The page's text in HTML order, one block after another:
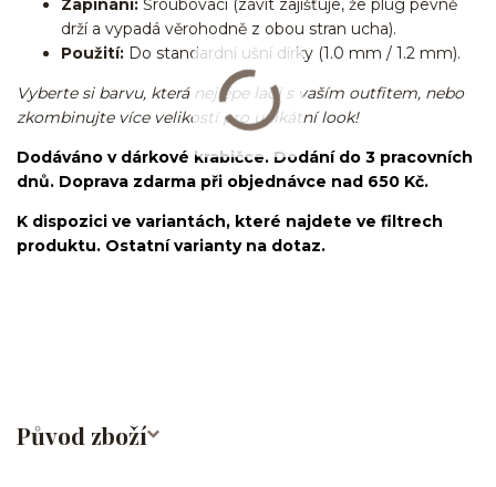
Zapínání: Šroubovací (závit zajišťuje, že plug pevně
drží a vypadá věrohodně z obou stran ucha).
Použití: Do standardní ušní dírky (1.0 mm / 1.2 mm).
Vyberte si barvu, která nejlépe ladí s vaším outfitem, nebo
zkombinujte více velikostí pro unikátní look!
Dodáváno v dárkové krabičce. Dodání do 3 pracovních
dnů. Doprava zdarma při objednávce nad 650 Kč.
K dispozici ve variantách, které najdete ve filtrech
produktu. Ostatní varianty na dotaz.
Původ zboží